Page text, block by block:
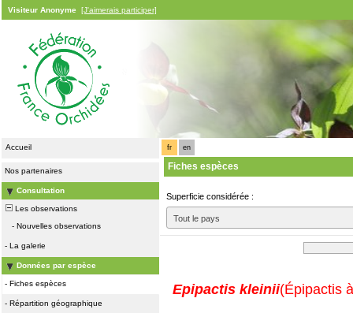
Visiteur Anonyme [J'aimerais participer]
Accueil
Nos partenaires
Consultation
Les observations
- Nouvelles observations
- La galerie
Données par espèce
- Fiches espèces
- Répartition géographique
fr en
Fiches espèces
Superficie considérée :
Tout le pays
Epipactis kleinii(Épipactis